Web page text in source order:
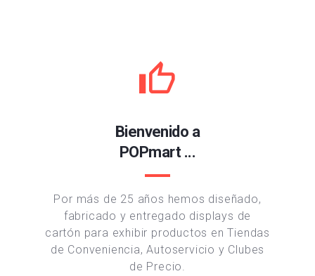
Bienvenido a
POPmart ...
Por más de 25 años hemos diseñado,
fabricado y entregado displays de
cartón para exhibir productos en Tiendas
de Conveniencia, Autoservicio y Clubes
de Precio.